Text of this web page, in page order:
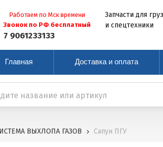
Работаем по Мск времени
Звонок по РФ бесплатный
7 9061233133
Запчасти для
и спецтехники
Главная Доставка и оплата
ВЫХЛОПА ГАЗОВ Сапун ПГУ